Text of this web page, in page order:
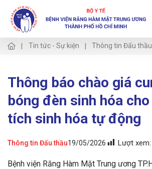
Tin tức - Sự kiện Thông tin Đấu thầu
Thông báo chào giá
bóng đèn sinh hóa
tích sinh hóa tự động
Thông tin Đấu thầu19/05/2026 Lượt xem:
Bệnh viện Răng Hàm Mặt Trung ương